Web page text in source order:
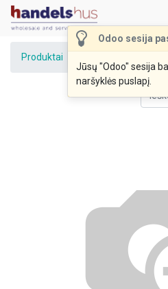
Odoo sesija
Jūsų "Odoo" sesija
naršyklės puslapį.
Produktai